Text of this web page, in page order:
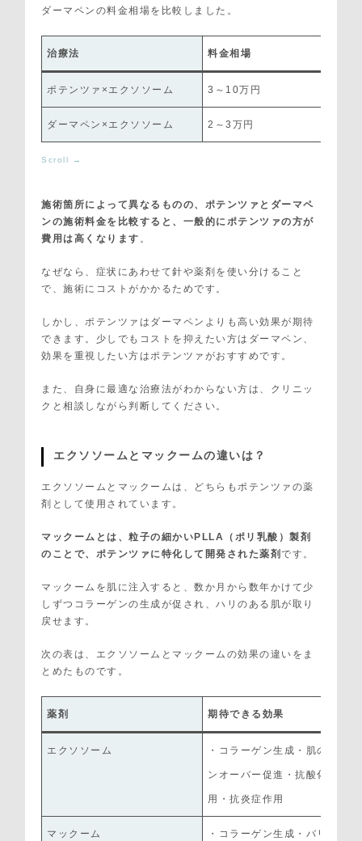
ダーマペンの料金相場を比較しました。
治療法 料金相場
ポテンツァ×エクソソーム 3～10万円
ダーマペン×エクソソーム 2～3万円
施術箇所によって異なるものの、ポテンツァとダーマペ
ンの施術料金を比較すると、一般的にポテンツァの方が
費用は高くなります 。
なぜなら、症状にあわせて針や薬剤を使い分けること
で、施術にコストがかかるためです。
しかし、ポテンツァはダーマペンよりも高い効果が期待
できます。少しでもコストを抑えたい方はダーマペン、
効果を重視したい方はポテンツァがおすすめです。
また、自身に最適な治療法がわからない方は、クリニッ
クと相談しながら判断してください。
エクソソームとマックームの違いは？
エクソソームとマックームは、どちらもポテンツァの薬
剤として使用されています。
マックームとは、粒子の細かいPLLA（ポリ乳酸）製剤
のことで、ポテンツァに特化して開発された薬剤です。
マックームを肌に注入すると、数か月から数年かけて少
しずつコラーゲンの生成が促され、ハリのある肌が取り
戻せます。
次の表は、エクソソームとマックームの効果の違いをま
とめたものです。
薬剤 期待できる効果
エクソソーム ・コラーゲン生成・肌のター
ンオーバー促進・抗酸化作
用・抗炎症作用
マックーム ・コラーゲン生成・バリア機